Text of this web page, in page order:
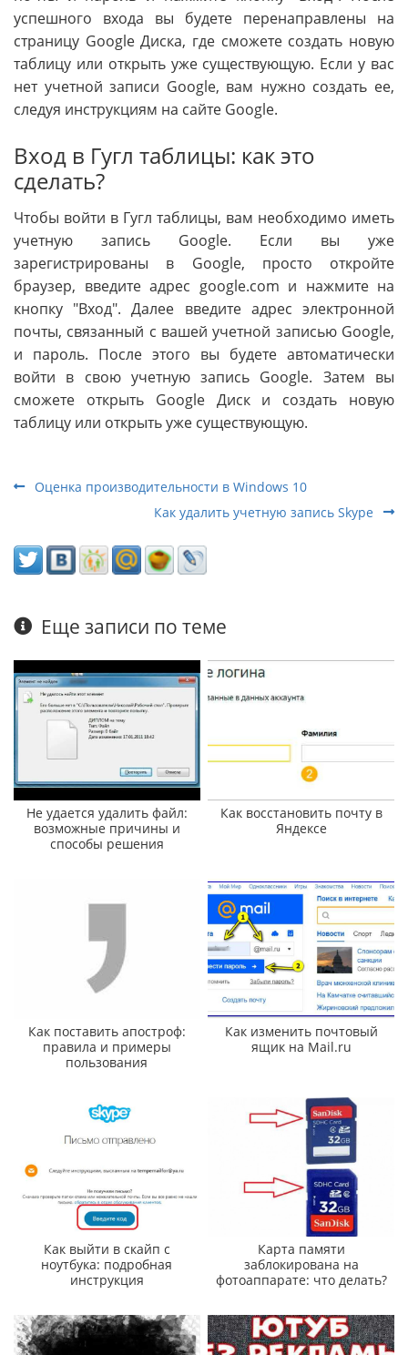
успешного входа вы будете перенаправлены на
страницу Google Диска, где сможете создать новую
таблицу или открыть уже существующую. Если у вас
нет учетной записи Google, вам нужно создать ее,
следуя инструкциям на сайте Google.
Вход в Гугл таблицы: как это
сделать?
Чтобы войти в Гугл таблицы, вам необходимо иметь
учетную запись Google. Если вы уже
зарегистрированы в Google, просто откройте
браузер, введите адрес google.com и нажмите на
кнопку "Вход". Далее введите адрес электронной
почты, связанный с вашей учетной записью Google,
и пароль. После этого вы будете автоматически
войти в свою учетную запись Google. Затем вы
сможете открыть Google Диск и создать новую
таблицу или открыть уже существующую.
Оценка производительности в Windows 10
Как удалить учетную запись Skype
Еще записи по теме
Не удается удалить файл:
возможные причины и
способы решения
Как восстановить почту в
Яндексе
Как поставить апостроф:
правила и примеры
пользования
Как изменить почтовый
ящик на Mail.ru
Как выйти в скайп с
ноутбука: подробная
инструкция
Карта памяти
заблокирована на
фотоаппарате: что делать?